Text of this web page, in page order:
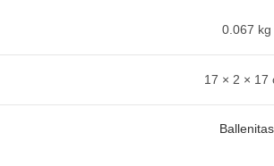
0.067 kg
17 × 2 × 17
Ballenitas